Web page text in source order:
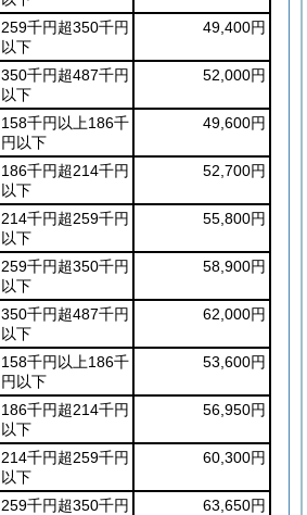
259千円超350千円
以下
49,400円
350千円超487千円
以下
52,000円
158千円以上186千
円以下
49,600円
186千円超214千円
以下
52,700円
214千円超259千円
以下
55,800円
259千円超350千円
以下
58,900円
350千円超487千円
以下
62,000円
158千円以上186千
円以下
53,600円
186千円超214千円
以下
56,950円
214千円超259千円
以下
60,300円
259千円超350千円
63,650円